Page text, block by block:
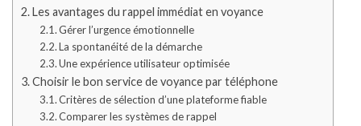
Les avantages du rappel immédiat en voyance
Gérer l’urgence émotionnelle
La spontanéité de la démarche
Une expérience utilisateur optimisée
Choisir le bon service de voyance par téléphone
Critères de sélection d’une plateforme fiable
Comparer les systèmes de rappel